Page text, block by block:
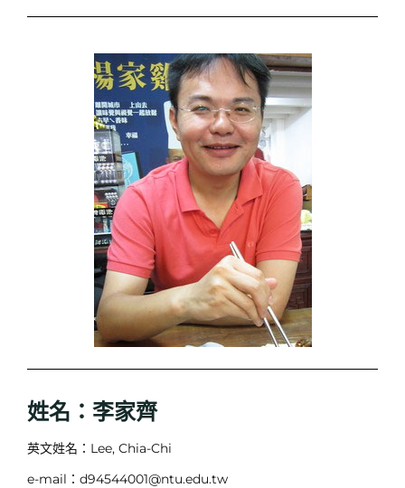
姓名：李家齊
英文姓名：Lee, Chia-Chi
e-mail：d94544001@ntu.edu.tw